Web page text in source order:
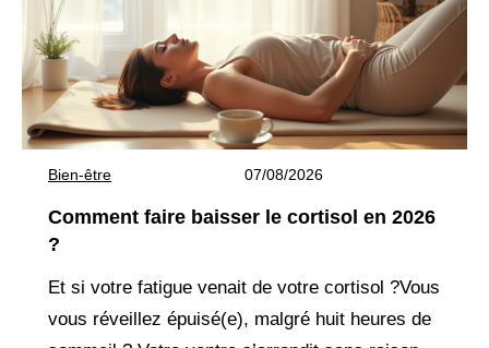
Bien-être 07/08/2026
Comment faire baisser le cortisol en 2026
?
Et si votre fatigue venait de votre cortisol ?Vous
vous réveillez épuisé(e), malgré huit heures de